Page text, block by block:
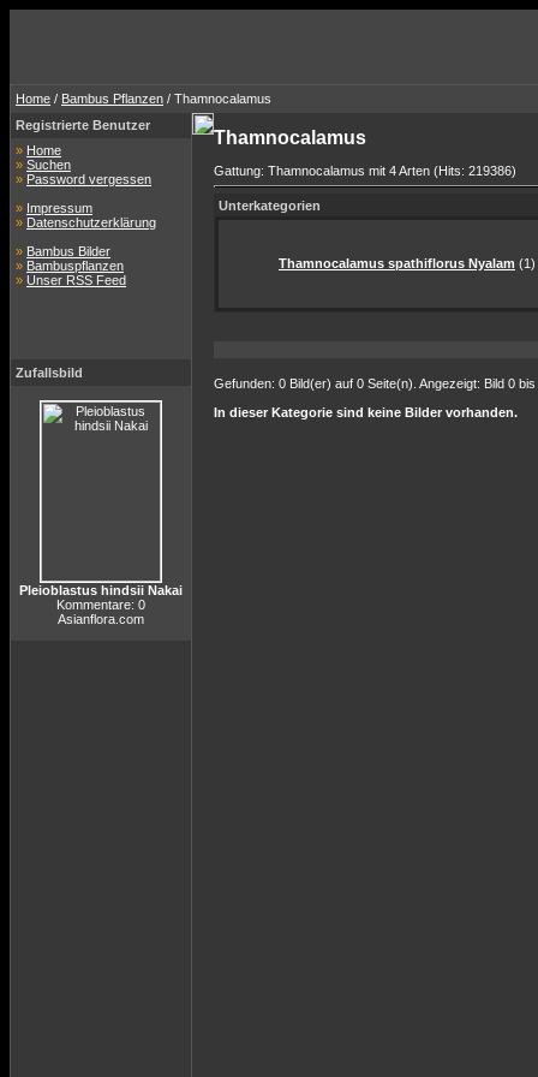
Home / Bambus Pflanzen / Thamnocalamus
Registrierte Benutzer
» Home
» Suchen
» Password vergessen
» Impressum
» Datenschutzerklärung
» Bambus Bilder
» Bambuspflanzen
» Unser RSS Feed
Zufallsbild
Pleioblastus hindsii Nakai
Kommentare: 0
Asianflora.com
Thamnocalamus
Gattung: Thamnocalamus mit 4 Arten (Hits: 219386)
Unterkategorien
Thamnocalamus spathiflorus Nyalam (1)
Gefunden: 0 Bild(er) auf 0 Seite(n). Angezeigt: Bild 0 bis
In dieser Kategorie sind keine Bilder vorhanden.